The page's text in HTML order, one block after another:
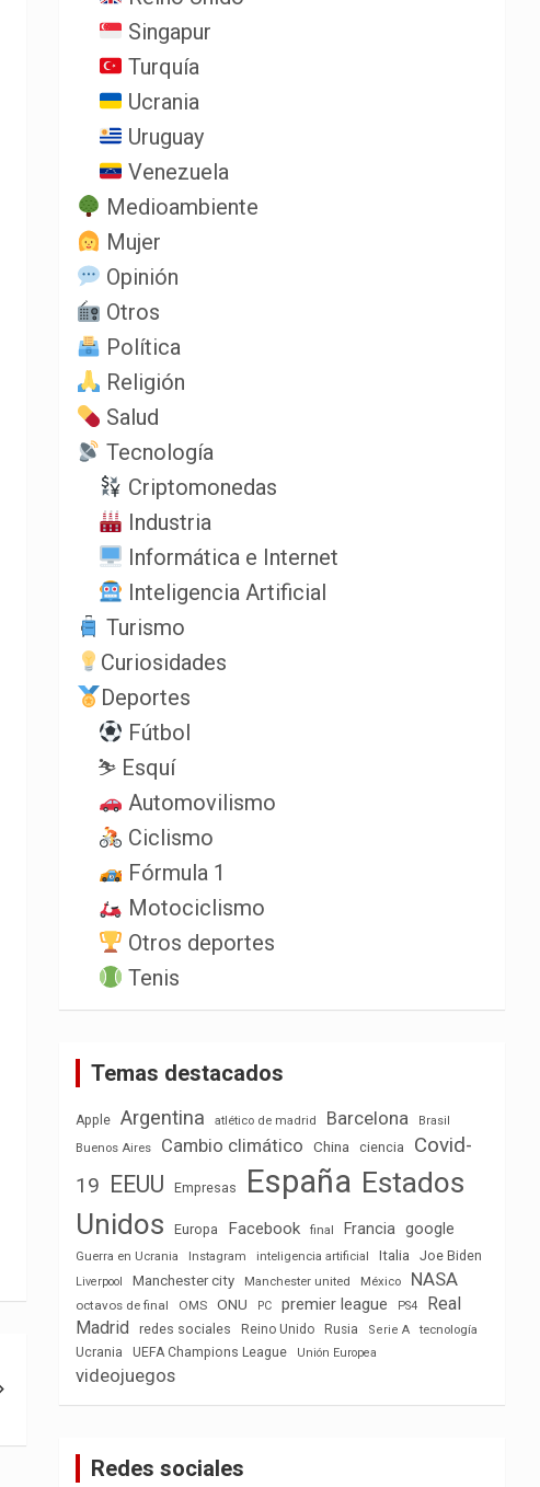
Singapur
Turquía
Ucrania
Uruguay
Venezuela
Medioambiente
Mujer
Opinión
Otros
Política
Religión
Salud
Tecnología
Criptomonedas
Industria
Informática e Internet
Inteligencia Artificial
Turismo
Curiosidades
Deportes
Fútbol
⛷️ Esquí
Automovilismo
Ciclismo
Fórmula 1
Motociclismo
Otros deportes
Tenis
Temas destacados
Apple Argentina atlético de madrid Barcelona
Brasil
Buenos Aires
Cambio climático China ciencia
Covid-
19
EEUU Empresas España Estados
Unidos
Europa Facebook final Francia google
Guerra en Ucrania Instagram inteligencia artificial Italia Joe Biden
Liverpool Manchester city Manchester united México NASA
octavos de final OMS ONU PC premier league PS4
Real
Madrid
redes sociales Reino Unido Rusia Serie A
tecnología
Ucrania
UEFA Champions League Unión Europea
videojuegos
Redes sociales